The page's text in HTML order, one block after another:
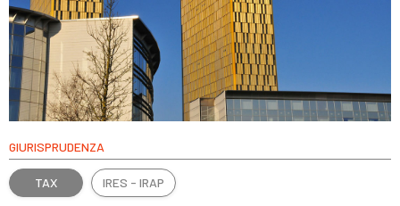
GIURISPRUDENZA
TAX IRES - IRAP